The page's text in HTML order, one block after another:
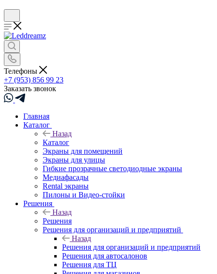
Телефоны
+7 (953) 856 99 23
Заказать звонок
Главная
Каталог
Назад
Каталог
Экраны для помещений
Экраны для улицы
Гибкие прозрачные светодиодные экраны
Медиафасады
Rental экраны
Пилоны и Видео-стойки
Решения
Назад
Решения
Решения для организаций и предприятий
Назад
Решения для организаций и предприятий
Решения для автосалонов
Решения для ТЦ